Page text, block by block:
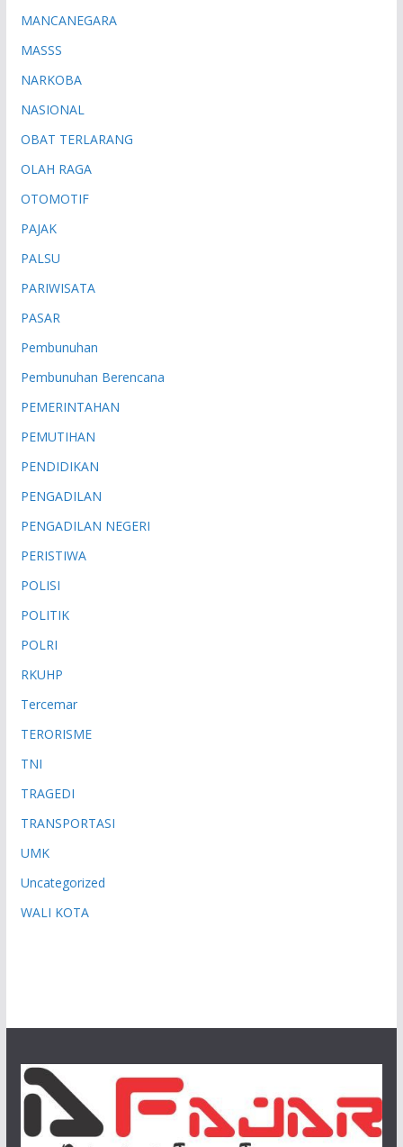
MANCANEGARA
MASSS
NARKOBA
NASIONAL
OBAT TERLARANG
OLAH RAGA
OTOMOTIF
PAJAK
PALSU
PARIWISATA
PASAR
Pembunuhan
Pembunuhan Berencana
PEMERINTAHAN
PEMUTIHAN
PENDIDIKAN
PENGADILAN
PENGADILAN NEGERI
PERISTIWA
POLISI
POLITIK
POLRI
RKUHP
Tercemar
TERORISME
TNI
TRAGEDI
TRANSPORTASI
UMK
Uncategorized
WALI KOTA